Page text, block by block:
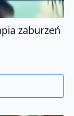
zaburzeń